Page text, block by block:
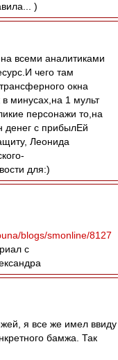
)
всеми аналитиками
чего там
окна
минусах,на 1 мульт
персонажи то,на
денег с прибылЕй
Леонида
для:)
blogs/smonline/8127
с
я все же имел ввиду
бамжа. Так